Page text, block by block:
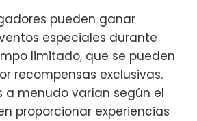
pueden ganar
especiales durante
limitado, que se pueden
recompensas exclusivas.
a menudo varían según el
proporcionar experiencias